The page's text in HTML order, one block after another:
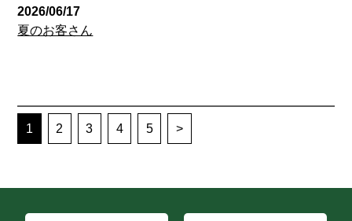
2026/06/17
夏のお客さん
1 2 3 4 5 >